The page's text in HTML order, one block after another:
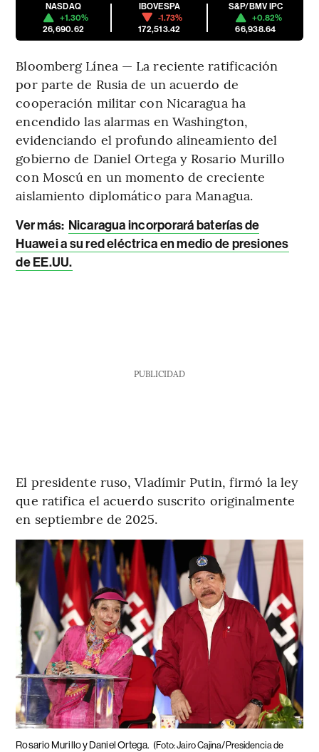
NASDAQ
+1.30%
26,690.62
IBOVESPA
-1.73%
172,513.42
S&P/BMV IPC
+0.82%
66,938.64
Bloomberg Línea — La reciente ratificación
por parte de Rusia de un acuerdo de
cooperación militar con Nicaragua ha
encendido las alarmas en Washington,
evidenciando el profundo alineamiento del
gobierno de Daniel Ortega y Rosario Murillo
con Moscú en un momento de creciente
aislamiento diplomático para Managua.
Ver más: Nicaragua incorporará baterías de
Huawei a su red eléctrica en medio de presiones
de EE.UU.
PUBLICIDAD
El presidente ruso, Vladímir Putin, firmó la ley
que ratifica el acuerdo suscrito originalmente
en septiembre de 2025.
Rosario Murillo y Daniel Ortega. (Foto: Jairo Cajina/Presidencia de